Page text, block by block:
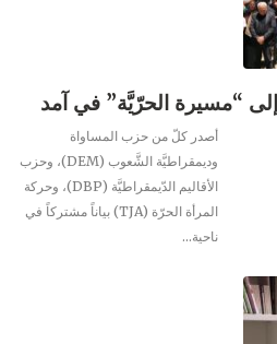
“مسيرة الحرّيَّة” في آمد
أصدر كلّ من حزب المساواة
وديمقراطيَّة الشَّعوب (DEM)، وحزب
الأقاليم الدّيمقراطيَّة (DBP)، وحركة
المرأة الحرّة (TJA) بياناً مشتركاً في
ناحية…